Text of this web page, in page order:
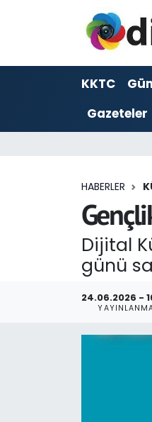
KKTC
Gazeteler
HABERLER
Dijital
günü
24.06.2026 -
ADVERTORIAL
Dijigazete
Foto Galeri
Hava Durumu
Trafik Durumu
Haber Arşivi